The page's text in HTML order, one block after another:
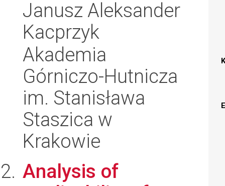
Janusz Aleksander
Kacprzyk
Akademia
Górniczo-Hutnicza
im. Stanisława
Staszica w
Krakowie
Analysis of